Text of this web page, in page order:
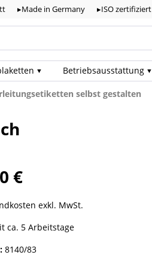
▸Made in Germany ▸ISO zertifiziert
Betriebs­ausstattung
selbst gestalten
€
exkl. MwSt.
ca. 5 Arbeitstage
8140/83